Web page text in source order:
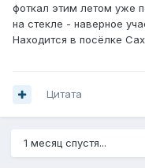
фоткал этим летом уже
на стекле - наверное
Находится в посёлке
Цитата
1 месяц спустя...